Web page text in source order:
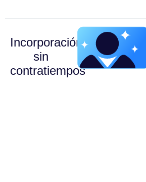
Incorporación
sin
contratiempos